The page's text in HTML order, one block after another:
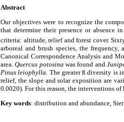
Abstract
Our objectives were to recognize the
that determine their presence or absence
criteria: altitude, relief and forest cover.
arboreal and brush species, the
Canonical Correspondence Analysis and
area.Quercus potosina was found and
Pinus leiophylla. The greater ß diversity is
relief, the slope and solar exposition are
0.0020). For this reason, the interventions
Key words: distribution and abundance,